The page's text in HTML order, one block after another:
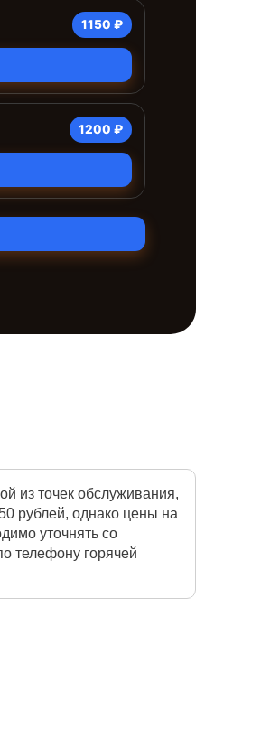
1150 ₽
1200 ₽
из точек обслуживания,
рублей, однако цены на
уточнять со
телефону горячей